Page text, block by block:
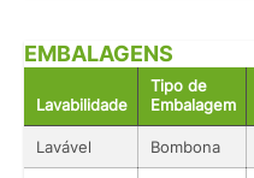
EMBALAGENS
Lavabilidade
Tipo de
Embalagem
Lavável Bombona